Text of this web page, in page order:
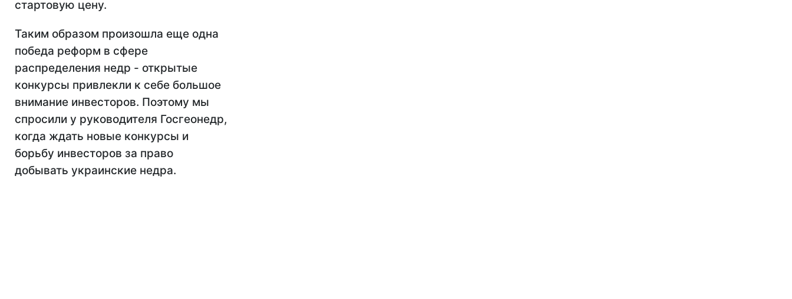
стартовую цену.
Таким образом произошла еще одна
победа реформ в сфере
распределения недр - открытые
конкурсы привлекли к себе большое
внимание инвесторов. Поэтому мы
спросили у руководителя Госгеонедр,
когда ждать новые конкурсы и
борьбу инвесторов за право
добывать украинские недра.